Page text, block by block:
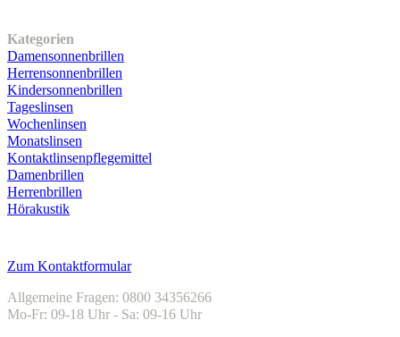
Kategorien
Damensonnenbrillen
Herrensonnenbrillen
Kindersonnenbrillen
Tageslinsen
Wochenlinsen
Monatslinsen
Kontaktlinsenpflegemittel
Damenbrillen
Herrenbrillen
Hörakustik
Zum Kontaktformular
Allgemeine Fragen: 0800 34356266
Mo-Fr: 09-18 Uhr - Sa: 09-16 Uhr